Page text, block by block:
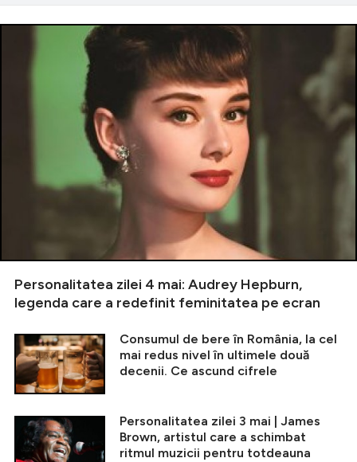
Personalitatea zilei 4 mai: Audrey Hepburn,
legenda care a redefinit feminitatea pe ecran
Consumul de bere în România, la cel
mai redus nivel în ultimele două
decenii. Ce ascund cifrele
Personalitatea zilei 3 mai | James
Brown, artistul care a schimbat
ritmul muzicii pentru totdeauna